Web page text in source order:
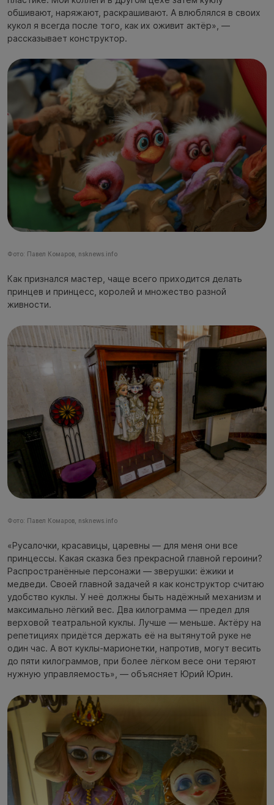
обшивают, наряжают, раскрашивают. А влюблялся в своих
кукол я всегда после того, как их оживит актёр», —
рассказывает конструктор.
Фото: Павел Комаров, nsknews.info
Как признался мастер, чаще всего приходится делать
принцев и принцесс, королей и множество разной
живности.
Фото: Павел Комаров, nsknews.info
«Русалочки, красавицы, царевны — для меня они все
принцессы. Какая сказка без прекрасной главной героини?
Распространённые персонажи — зверушки: ёжики и
медведи. Своей главной задачей я как конструктор считаю
удобство куклы. У неё должны быть надёжный механизм и
максимально лёгкий вес. Два килограмма — предел для
верховой театральной куклы. Лучше — меньше. Актёру на
репетициях придётся держать её на вытянутой руке не
один час. А вот куклы-марионетки, напротив, могут весить
до пяти килограммов, при более лёгком весе они теряют
нужную управляемость», — объясняет Юрий Юрин.